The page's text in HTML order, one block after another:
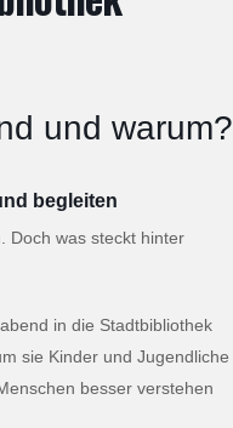
und warum?
begleiten
Doch was steckt hinter
in die Stadtbibliothek
sie Kinder und Jugendliche
besser verstehen